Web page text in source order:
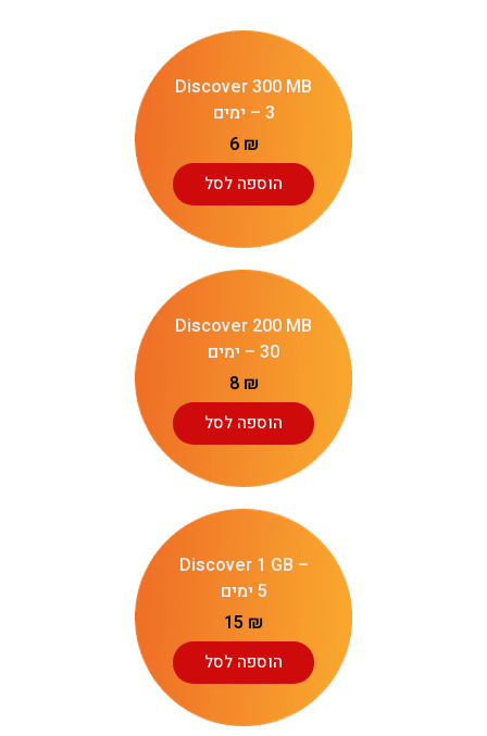
Discover 300 MB
– 3 ימים
6 ₪
הוספה לסל
Discover 200 MB
– 30 ימים
8 ₪
הוספה לסל
Discover 1 GB –
5 ימים
15 ₪
הוספה לסל